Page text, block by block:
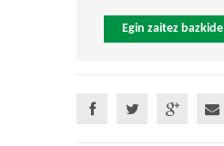
Egin zaitez bazkide